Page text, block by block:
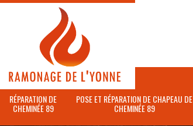
RÉPARATION DE
CHEMINÉE 89
POSE ET RÉPARATION DE CHAPEAU DE
CHEMINÉE 89